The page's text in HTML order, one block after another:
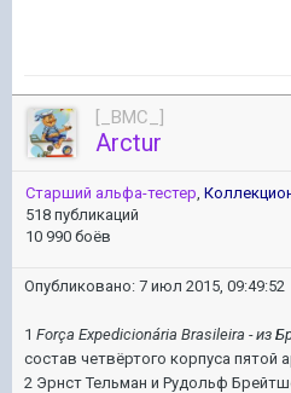
[_BMC_]
Arctur
Старший альфа-тестер,
518 публикаций
10 990 боёв
Опубликовано: 7 июл 2015, 09:49:52
1 Força Expedicionária Brasileira - из
состав четвёртого корпуса пятой
2 Эрнст Тельман и Рудольф